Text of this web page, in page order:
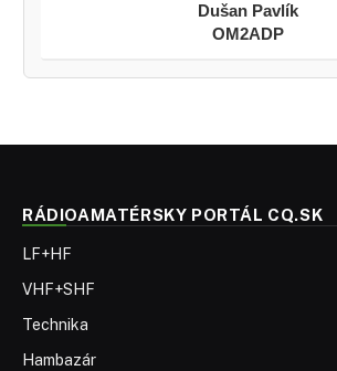
Dušan Pavlík
OM2ADP
RÁDIOAMATÉRSKY PORTÁL CQ.SK
LF+HF
VHF+SHF
Technika
Hambazár